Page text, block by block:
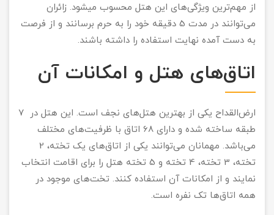
از مهم‌ترین ویژگی‌های این هتل محسوب می‎شود. زائران
می‌توانند در مدت 5 دقیقه خود را به حرم برسانند و از فرصت
به دست آمده نهایت استفاده را داشته باشند.
اتاق‌های هتل و امکانات آن
ارض‌القداح یکی از بهترین هتل‌های نجف است. این هتل در 7
طبقه ساخته شده و دارای 68 اتاق با ظرفیت‌های مختلف
می‌باشد. مهمانان می‌توانند یکی از اتاق‌های یک تخته، 2
تخته، 3 تخته، 4 تخته و 5 تخته هتل را برای اقامت انتخاب
نمایند و از امکانات آن استفاده کنند. تخت‌های موجود در
همه اتاق‌ها تک نفره است.